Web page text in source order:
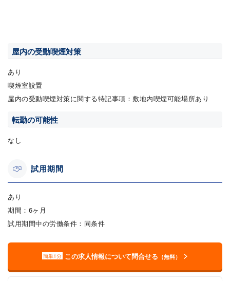
屋内の受動喫煙対策
あり
喫煙室設置
屋内の受動喫煙対策に関する特記事項：敷地内喫煙可能場所あり
転勤の可能性
なし
試用期間
あり
期間：6ヶ月
試用期間中の労働条件：同条件
簡単1分 この求人情報について問合せる （無料）